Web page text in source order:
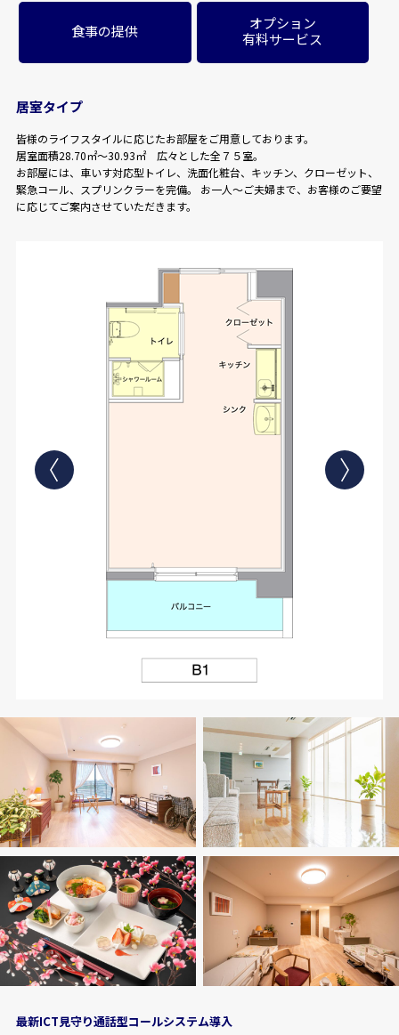
食事の提供
オプション
有料サービス
居室タイプ
皆様のライフスタイルに応じたお部屋をご用意しております。
居室面積28.70㎡～30.93㎡ 広々とした全７５室。
お部屋には、車いす対応型トイレ、洗面化粧台、キッチン、クローゼット、
緊急コール、スプリンクラーを完備。 お一人～ご夫婦まで、お客様のご要望
に応じてご案内させていただきます。
最新ICT見守り通話型コールシステム導入